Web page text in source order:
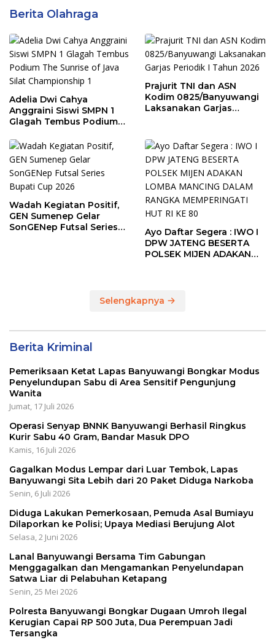
Berita Olahraga
Adelia Dwi Cahya
Anggraini Siswi SMPN 1
Glagah Tembus Podium
Championship 1
Prajurit TNI dan ASN
Kodim 0825/Banyuwangi
Laksanakan Garjas
Wadah Kegiatan Positif,
GEN Sumenep Gelar
SonGENep Futsal Series
Ayo Daftar Segera : IWO I
DPW JATENG BESERTA
POLSEK MIJEN ADAKAN
Selengkapnya
Berita Kriminal
Pemeriksaan Ketat Lapas Banyuwangi Bongkar Modus
Penyelundupan Sabu di Area Sensitif Pengunjung
Wanita
Jumat, 17 Juli 2026
Operasi Senyap BNNK Banyuwangi Berhasil Ringkus
Kurir Sabu 40 Gram, Bandar Masuk DPO
Kamis, 16 Juli 2026
Gagalkan Modus Lempar dari Luar Tembok, Lapas
Banyuwangi Sita Lebih dari 20 Paket Diduga Narkoba
Senin, 6 Juli 2026
Diduga Lakukan Pemerkosaan, Pemuda Asal Bumiayu
Dilaporkan ke Polisi; Upaya Mediasi Berujung Alot
Selasa, 2 Juni 2026
Lanal Banyuwangi Bersama Tim Gabungan
Menggagalkan dan Mengamankan Penyelundapan
Satwa Liar di Pelabuhan Ketapang
Senin, 25 Mei 2026
Polresta Banyuwangi Bongkar Dugaan Umroh Ilegal
Kerugian Capai RP 500 Juta, Dua Perempuan Jadi
Tersangka